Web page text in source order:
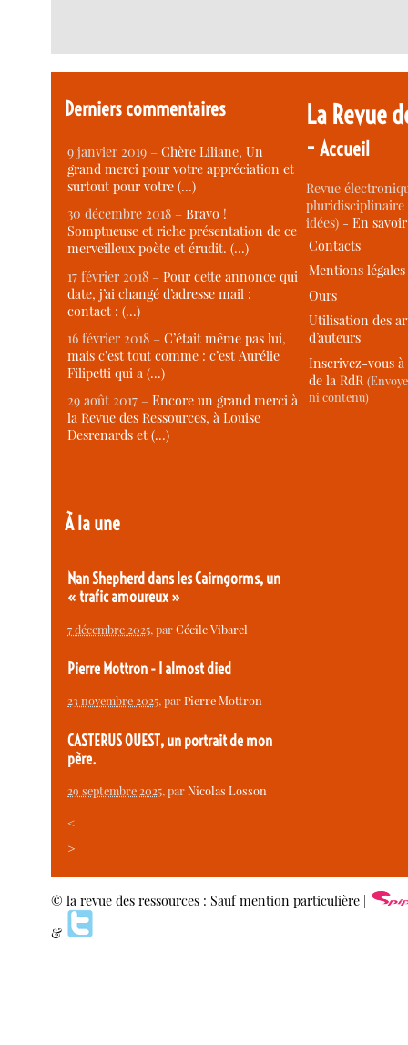
Derniers commentaires
9 janvier 2019 –Chère Liliane, Un
grand merci pour votre appréciation et
surtout pour votre (…)
30 décembre 2018 –Bravo !
Somptueuse et riche présentation de ce
merveilleux poète et érudit. (…)
17 février 2018 –Pour cette annonce qui
date, j’ai changé d’adresse mail :
contact : (…)
16 février 2018 –C’était même pas lui,
mais c’est tout comme : c’est Aurélie
Filipetti qui a (…)
29 août 2017 –Encore un grand merci à
la Revue des Ressources, à Louise
Desrenards et (…)
À la une
Nan Shepherd dans les Cairngorms, un
« trafic amoureux »
7 décembre 2025, parCécile Vibarel
Pierre Mottron - I almost died
23 novembre 2025, parPierre Mottron
CASTERUS OUEST, un portrait de mon
père.
29 septembre 2025, parNicolas Losson
<
>
La Revue
-Accueil
Revue
idées) -En
Contacts
Mentions légales
Ours
Utilisation des
d’auteurs
Inscrivez-vous
de la RdR
ni contenu)
© la revue des ressources : Sauf mention particulière |
&